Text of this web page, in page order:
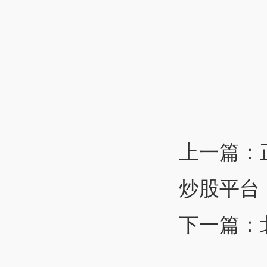
上一篇：
炒股平台
下一篇：